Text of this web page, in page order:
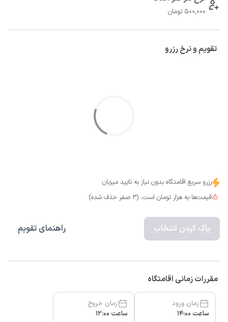
500,000 تومان
تقویم و نرخ رزرو
رزرو سریع اقامتگاه بدون نیاز به تایید میزبان
قیمت‌ها به هزار تومان است. (3 صفر حذف شده)
پاک کردن انتخاب راهنمای تقویم
مقررات زمانی اقامتگاه
زمان ورود
ساعت 14:00
زمان خروج
ساعت 12:00